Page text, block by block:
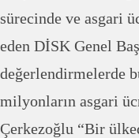
sürecinde ve asgari
eden DİSK Genel
değerlendirmelerde
milyonların asgari
Çerkezoğlu “Bir